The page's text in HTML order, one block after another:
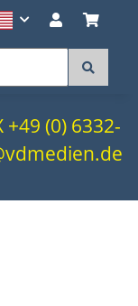
+49 (0) 6332-